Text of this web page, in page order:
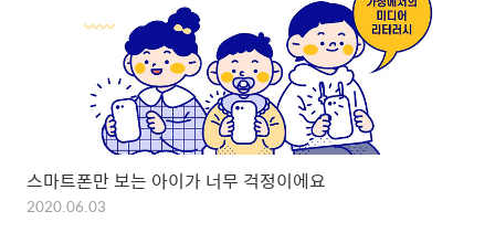
스마트폰만 보는 아이가 너무 걱정이에요
2020.06.03